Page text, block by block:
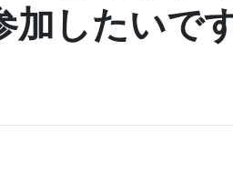
加したいで